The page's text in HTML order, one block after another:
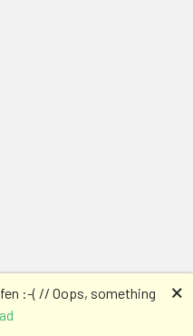
:-( // Oops, something
🗙